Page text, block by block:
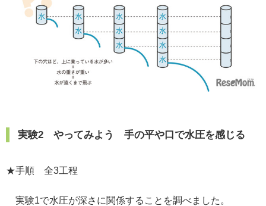
実験2 やってみよう 手の平や口で水圧を感じる
★手順 全3工程
実験1で水圧が深さに関係することを調べました。